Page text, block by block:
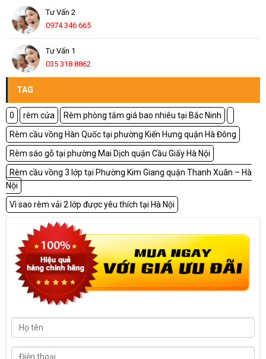
Tư Vấn 2
0974 346 665
Tư Vấn 1
035 318 8862
TAG
0 rèm cửa
Rèm phòng tắm giá bao nhiêu tại Bắc Ninh
Rèm cầu vồng Hàn Quốc tại phường Kiến Hưng quận Hà Đông
Rèm sáo gỗ tại phường Mai Dịch quận Cầu Giấy Hà Nội
Rèm cầu vồng 3 lớp tại Phường Kim Giang quận Thanh Xuân – Hà
Nội
Vì sao rèm vải 2 lớp được yêu thích tại Hà Nội